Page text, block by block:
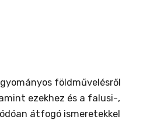
földművelésről
ezekhez és a falusi-,
átfogó ismeretekkel